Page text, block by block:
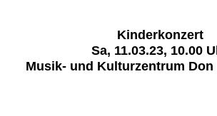
Kinderkonzert
Sa, 11.03.23, 10.00
Musik- und Kulturzentrum Don